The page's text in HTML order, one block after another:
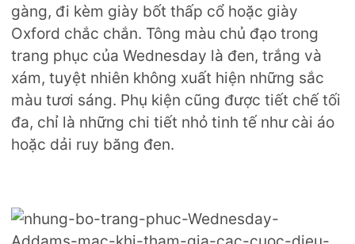
gàng, đi kèm giày bốt thấp cổ hoặc giày
Oxford chắc chắn. Tông màu chủ đạo trong
trang phục của Wednesday là đen, trắng và
xám, tuyệt nhiên không xuất hiện những sắc
màu tươi sáng. Phụ kiện cũng được tiết chế tối
đa, chỉ là những chi tiết nhỏ tinh tế như cài áo
hoặc dải ruy băng đen.